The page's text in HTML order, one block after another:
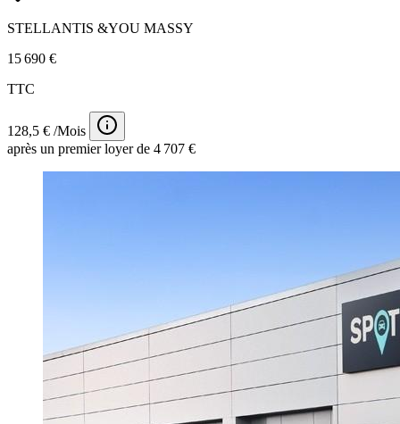
STELLANTIS &YOU MASSY
15 690 €
TTC
128,5 € /Mois
après un premier loyer de 4 707 €